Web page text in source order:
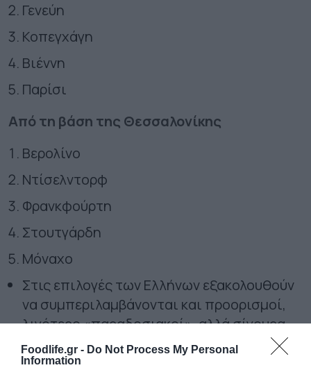
Foodlife.gr - Do Not Process My Personal
Information
Γενεύη
Κοπεγχάγη
Βιέννη
Παρίσι
Από τη βάση της Θεσσαλονίκης
Βερολίνο
Ντίσελντορφ
Φρανκφούρτη
Στουτγάρδη
Μόναχο
Στις επιλογές των Ελλήνων εξακολουθούν
να συμπεριλαμβάνονται και προορισμοί,
λιγότερο «παραδοσιακοί», αλλά σίγουρα
«χειμερινοί», όπως η Κρακοβία, το Ελσίνκι,
αλλά και το Όσλο.